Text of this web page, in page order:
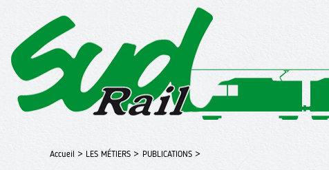
Accueil > LES MÉTIERS > PUBLICATIONS >